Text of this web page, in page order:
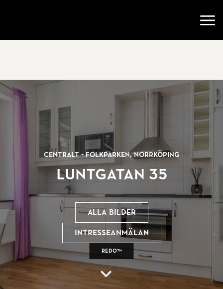
Centralt - Folkparken, Norrköping
Luntgatan 35
REDO™
Alla bilder
Intresseanmälan